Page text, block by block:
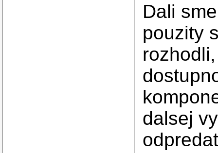
Dali
pouzity
dalsej